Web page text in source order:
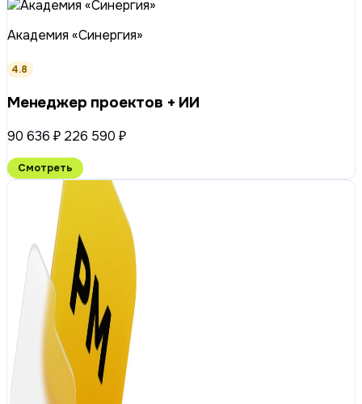
Академия «Синергия»
4.8
Менеджер проектов + ИИ
90 636 ₽ 226 590 ₽
Смотреть